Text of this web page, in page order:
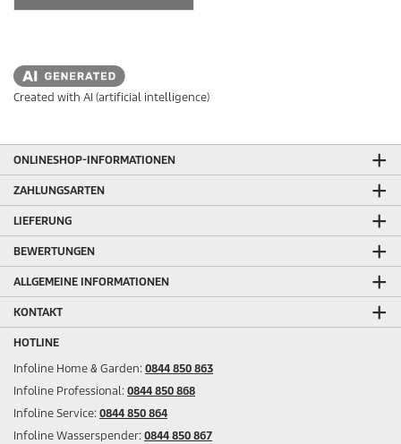
Created with AI (artificial intelligence)
ONLINESHOP-INFORMATIONEN
ZAHLUNGSARTEN
LIEFERUNG
BEWERTUNGEN
ALLGEMEINE INFORMATIONEN
KONTAKT
HOTLINE
Infoline Home & Garden: 0844 850 863
Infoline Professional: 0844 850 868
Infoline Service: 0844 850 864
Infoline Wasserspender: 0844 850 867